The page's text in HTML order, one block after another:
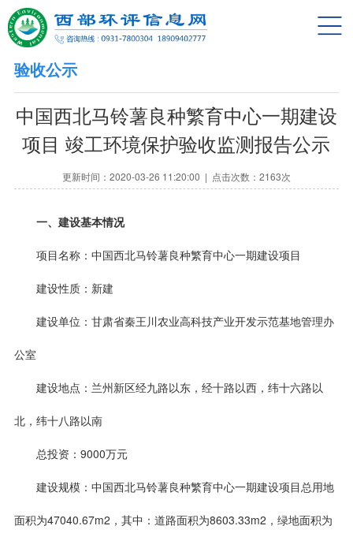
网站首页
信息公开
验收公示
合作单位
验收公示
中国西北马铃薯良种繁育中心一期建设
项目 竣工环境保护验收监测报告公示
更新时间：2020-03-26 11:20:00 | 点击次数：2163次
一、建设基本情况
项目名称：中国西北马铃薯良种繁育中心一期建设项目
建设性质：新建
建设单位：甘肃省秦王川农业高科技产业开发示范基地管理办
公室
建设地点：兰州新区经九路以东，经十路以西，纬十六路以
北，纬十八路以南
总投资：9000万元
建设规模：中国西北马铃薯良种繁育中心一期建设项目总用地
面积为47040.67m2，其中：道路面积为8603.33m2，绿地面积为